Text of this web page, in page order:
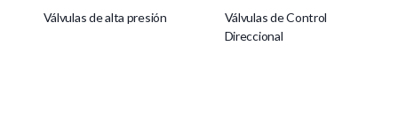
Válvulas de alta presión
Válvulas de Control
Direccional